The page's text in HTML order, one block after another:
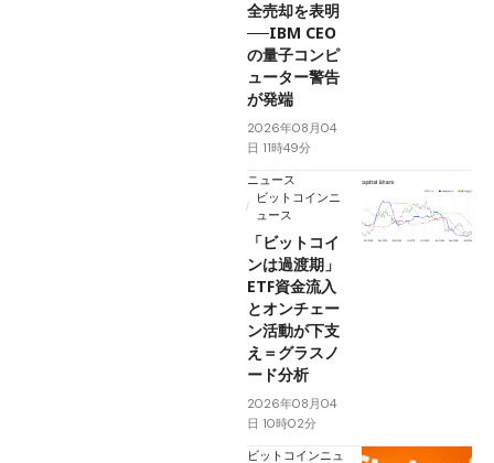
全売却を表明
──IBM CEO
の量子コンピ
ューター警告
が発端
2026年08月04
日 11時49分
ニュース
ビットコインニ
ュース
「ビットコイ
ンは過渡期」
ETF資金流入
とオンチェー
ン活動が下支
え＝グラスノ
ード分析
2026年08月04
日 10時02分
ビットコインニュ